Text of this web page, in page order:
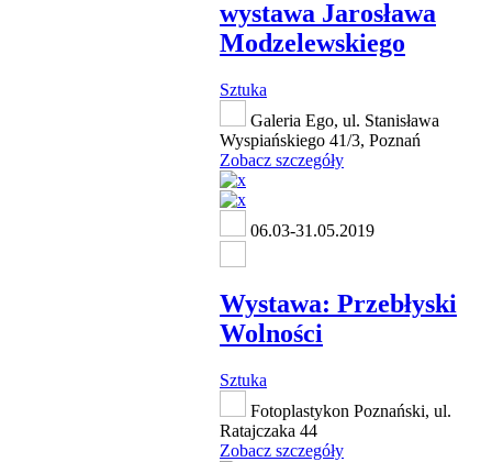
wystawa Jarosława
Modzelewskiego
Sztuka
Galeria Ego, ul. Stanisława
Wyspiańskiego 41/3, Poznań
Zobacz szczegóły
06.03-31.05.2019
Wystawa: Przebłyski
Wolności
Sztuka
Fotoplastykon Poznański, ul.
Ratajczaka 44
Zobacz szczegóły